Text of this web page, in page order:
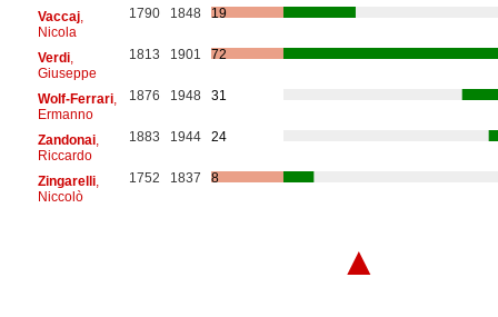
Vaccaj,
Nicola
1790 1848 19
Verdi,
Giuseppe
1813 1901 72
Wolf-Ferrari,
Ermanno
1876 1948 31
Zandonai,
Riccardo
1883 1944 24
Zingarelli,
Niccolò
1752 1837 8
▲